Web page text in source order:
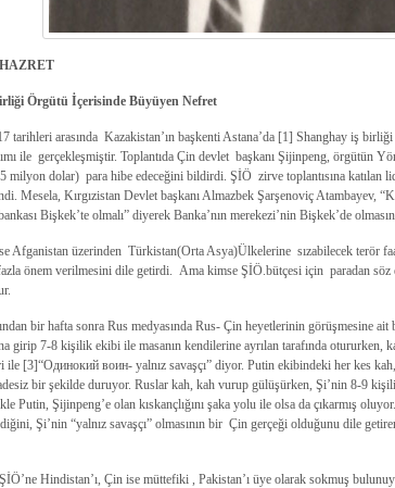
Örgütü İçerisinde Büyüyen Nefret
tarihleri arasında Kazakistan’ın başkenti Astana’da [1] Shanghay iş
ile gerçekleşmiştir. Toplantıda Çin devlet başkanı Şijinpeng, örgütün
milyon dolar) para hibe edeceğini bildirdi. ŞİÖ zirve toplantısına katılan
Mesela, Kırgızistan Devlet başkanı Almazbek Şarşenoviç Atambayev,
Bişkek’te olmalı” diyerek Banka’nın merekezi’nin Bişkek’de
Afganistan üzerinden Türkistan(Orta Asya)Ülkelerine sızabilecek terör
önem verilmesini dile getirdi. Ama kimse ŞİÖ.bütçesi için paradan söz
bir hafta sonra Rus medyasında Rus- Çin heyetlerinin görüşmesine
girip 7-8 kişilik ekibi ile masanın kendilerine ayrılan tarafında otururken,
ile [3]“Одинокий воин- yalnız savaşçı” diyor. Putin ekibindeki her kes
bir şekilde duruyor. Ruslar kah, kah vurup gülüşürken, Şi’nin 8-9
Putin, Şijinpeng’e olan kıskançlığını şaka yolu ile olsa da çıkarmış
Şi’nin “yalnız savaşçı” olmasının bir Çin gerçeği olduğunu dile
Hindistan’ı, Çin ise müttefiki , Pakistan’ı üye olarak sokmuş